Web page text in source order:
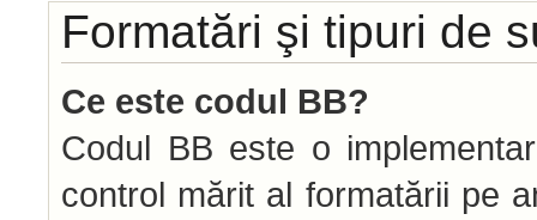
Formatări şi tipuri de
Ce este codul BB?
Codul BB este o
control mărit al formatării pe